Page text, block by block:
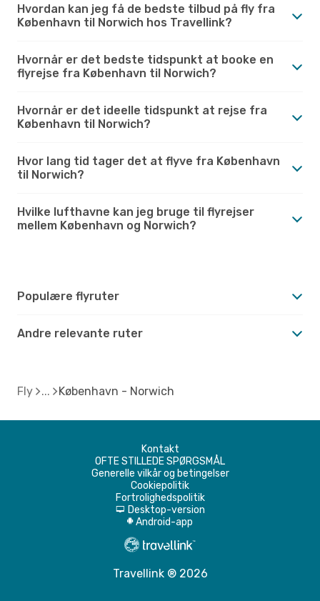
Hvordan kan jeg få de bedste tilbud på fly fra
København til Norwich hos Travellink?
Hvornår er det bedste tidspunkt at booke en
flyrejse fra København til Norwich?
Hvornår er det ideelle tidspunkt at rejse fra
København til Norwich?
Hvor lang tid tager det at flyve fra København
til Norwich?
Hvilke lufthavne kan jeg bruge til flyrejser
mellem København og Norwich?
Populære flyruter
Andre relevante ruter
Fly København - Norwich
Kontakt
OFTE STILLEDE SPØRGSMÅL
Generelle vilkår og betingelser
Cookiepolitik
Fortrolighedspolitik
d Desktop-version
A Android-app
Travellink ® 2026